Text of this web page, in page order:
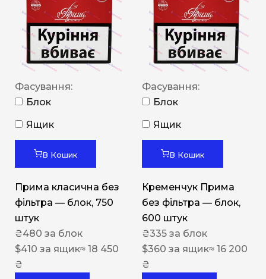
Фасування:
Блок
Ящик
В Кошик
Прима класична без
фільтра — блок, 750
штук
₴480 за блок
$410 за ящик≈ 18 450
₴
Фасування:
Блок
Ящик
В Кошик
Кременчук Прима
без фільтра — блок,
600 штук
₴335 за блок
$360 за ящик≈ 16 200
₴